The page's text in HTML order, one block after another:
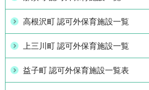
高根沢町 認可外保育施設一覧
上三川町 認可外保育施設一覧
益子町 認可外保育施設一覧表